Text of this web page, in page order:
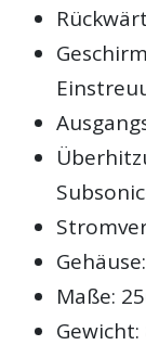
Maße:
Gewicht: